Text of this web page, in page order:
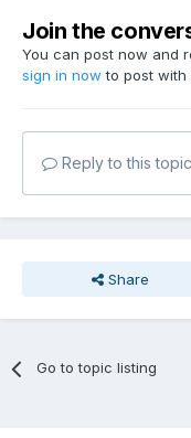
Join the
You can post now and
sign in now to post with
Reply to this
Share
Go to topic listing